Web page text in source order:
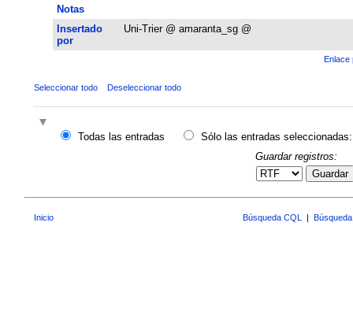
Notas
Insertado
por
Uni-Trier @ amaranta_sg @
Enlace
Seleccionar todo Deseleccionar todo
Todas las entradas
Sólo las entradas seleccionadas:
Guardar registros:
Guardar
Inicio Búsqueda CQL